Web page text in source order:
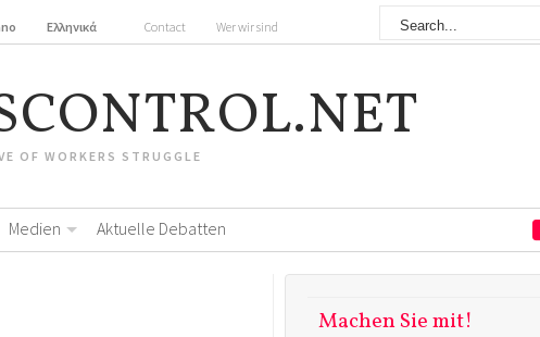
Ελληνικά Contact Wer wir sind
OF WORKERS STRUGGLE
Medien Aktuelle Debatten
Machen Sie mit!